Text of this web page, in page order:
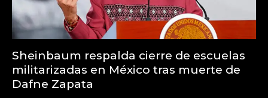
Sheinbaum respalda cierre de escuelas
militarizadas en México tras muerte de
Dafne Zapata